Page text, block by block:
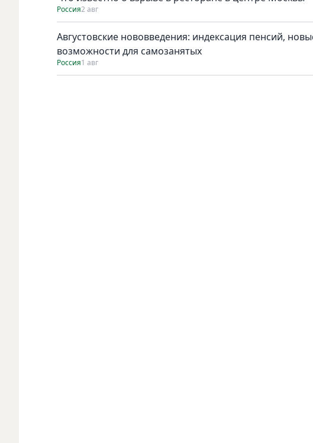
Россия2 авг
Августовские нововведения: индексация пенсий,
возможности для самозанятых
Россия1 авг